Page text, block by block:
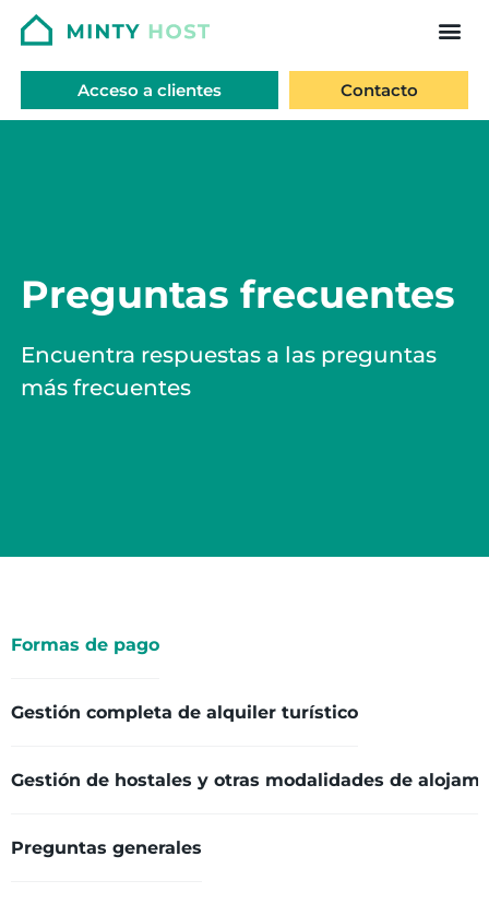
Acceso a clientes Contacto
Preguntas frecuentes
Encuentra respuestas a las preguntas
más frecuentes
Formas de pago
Gestión completa de alquiler turístico
Gestión de hostales y otras modalidades de
Preguntas generales